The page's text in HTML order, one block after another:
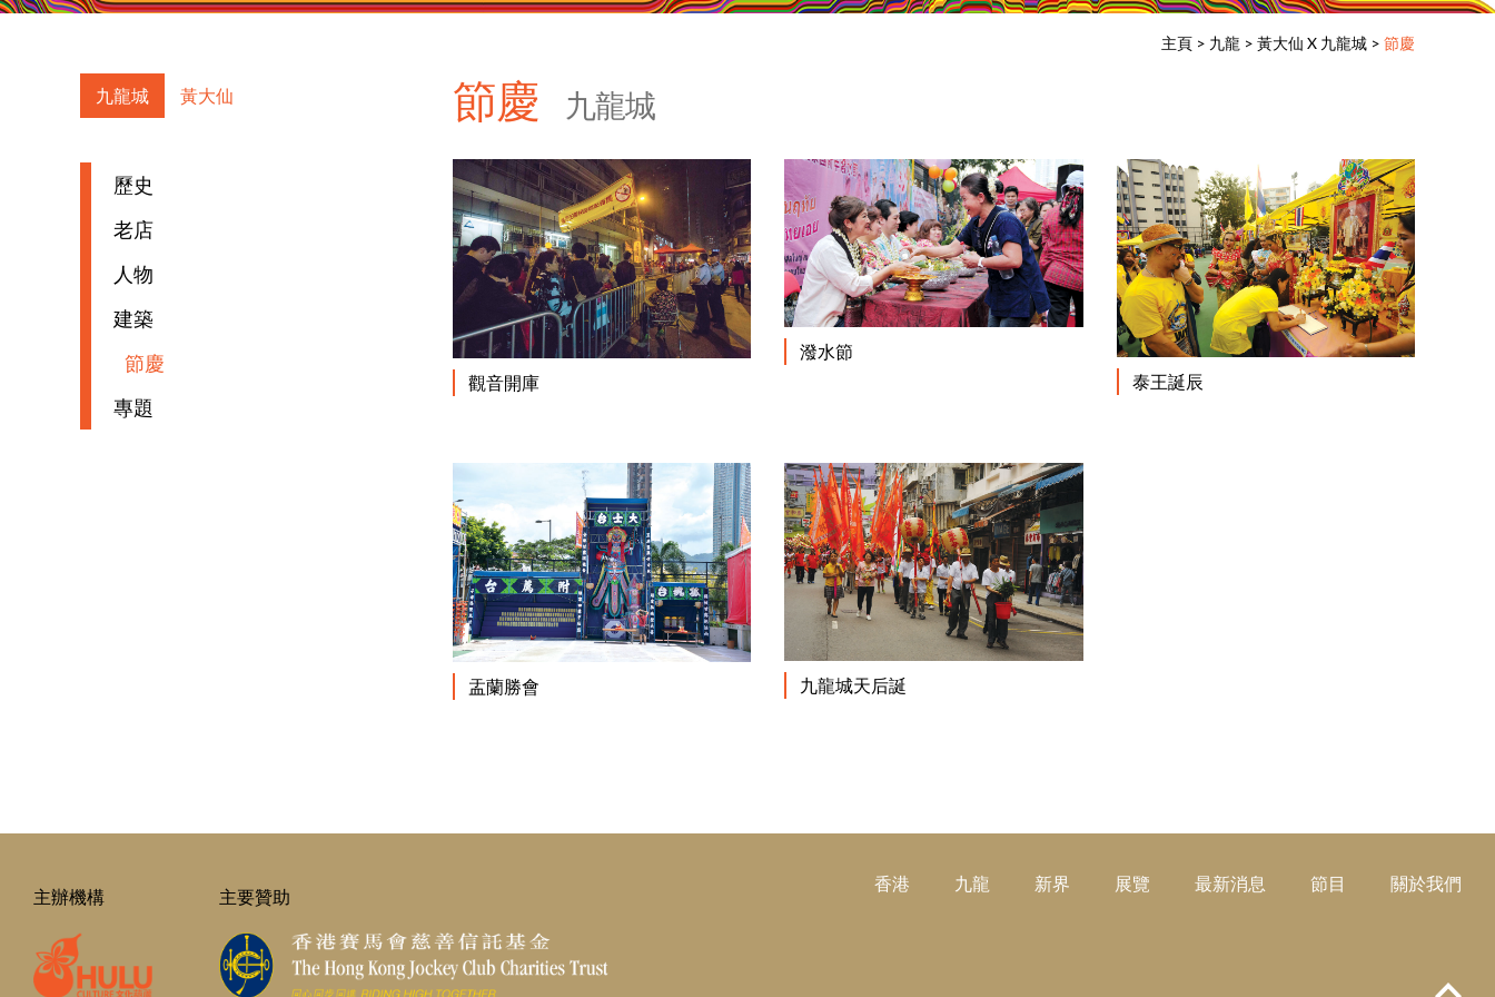
主頁 > 九龍 > 黃大仙 X 九龍城 > 節慶
九龍城 黃大仙
歷史
老店
人物
建築
節慶
專題
節慶 九龍城
觀音開庫
潑水節
泰王誕辰
盂蘭勝會 九龍城天后誕
主辦機構 主要贊助
香港 九龍 新界 展覽 最新消息 節目 關於我們